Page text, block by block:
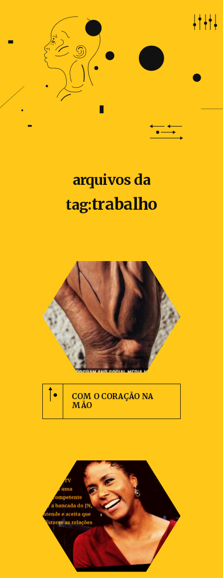
arquivos da
tag:trabalho
COM O CORAÇÃO NA
MÃO